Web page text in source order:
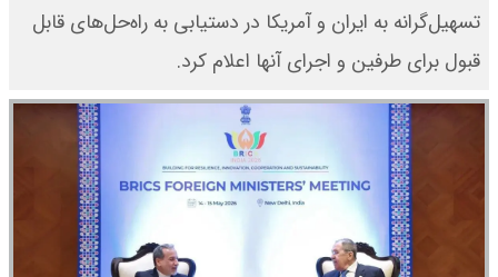
تسهیل‌گرانه به ایران و آمریکا در دستیابی به راه‌حل‌های قابل
قبول برای طرفین و اجرای آنها اعلام کرد.